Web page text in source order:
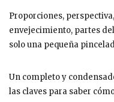
Proporciones,
envejecimiento, partes
solo una pequeña
Un completo y
las claves para saber